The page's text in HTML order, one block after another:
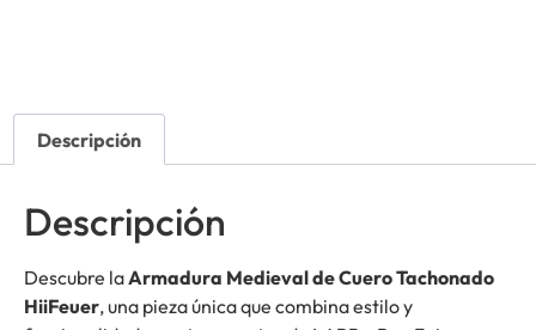
Descripción
Descripción
Descubre laArmadura Medieval de Cuero Tachonado
HiiFeuer, una pieza única que combina estilo y